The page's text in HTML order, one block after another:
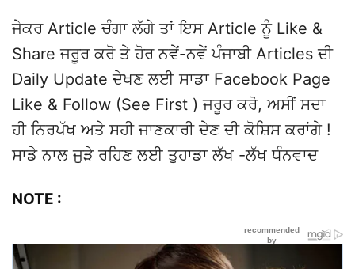
ਜੇਕਰ Article ਚੰਗਾ ਲੱਗੇ ਤਾਂ ਇਸ Article ਨੂੰ Like &
Share ਜਰੂਰ ਕਰੋ ਤੇ ਹੋਰ ਨਵੇਂ-ਨਵੇਂ ਪੰਜਾਬੀ Articles ਦੀ
Daily Update ਦੇਖਣ ਲਈ ਸਾਡਾ Facebook Page
Like & Follow (See First ) ਜਰੂਰ ਕਰੋ, ਅਸੀਂ ਸਦਾ
ਹੀ ਨਿਰਪੱਖ ਅਤੇ ਸਹੀ ਜਾਣਕਾਰੀ ਦੇਣ ਦੀ ਕੋਸ਼ਿਸ ਕਰਾਂਗੇ !
ਸਾਡੇ ਨਾਲ ਜੁੜੇ ਰਹਿਣ ਲਈ ਤੁਹਾਡਾ ਲੱਖ -ਲੱਖ ਧੰਨਵਾਦ
NOTE :